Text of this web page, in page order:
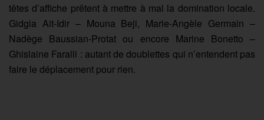
têtes d’affiche prêtent à mettre à mal la domination locale.
Gidgia Ait-Idir – Mouna Beji, Marie-Angèle Germain –
Nadège Baussian-Protat ou encore Marine Bonetto –
Ghislaine Faralli : autant de doublettes qui n’entendent pas
faire le déplacement pour rien.